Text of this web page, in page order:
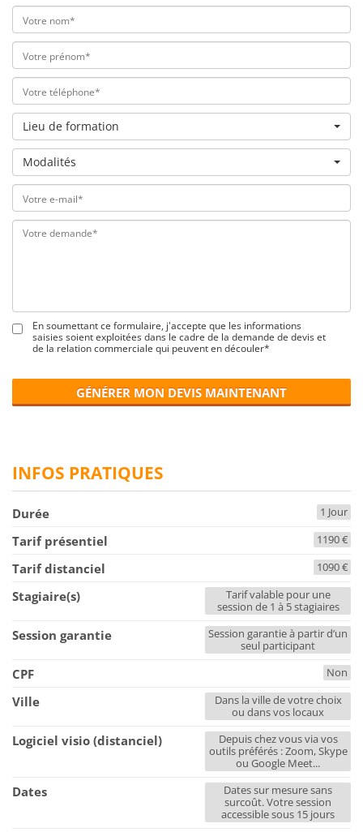
Lieu de formation
Modalités
En soumettant ce formulaire, j'accepte que les informations
saisies soient exploitées dans le cadre de la demande de devis et
de la relation commerciale qui peuvent en découler*
GÉNÉRER MON DEVIS MAINTENANT
INFOS PRATIQUES
Durée 1 Jour
Tarif présentiel 1190 €
Tarif distanciel 1090 €
Stagiaire(s)
Tarif valable pour une
session de 1 à 5 stagiaires
Session garantie
Session garantie à partir d’un
seul participant
CPF Non
Ville
Dans la ville de votre choix
ou dans vos locaux
Logiciel visio (distanciel)
Depuis chez vous via vos
outils préférés : Zoom, Skype
ou Google Meet...
Dates
Dates sur mesure sans
surcoût. Votre session
accessible sous 15 jours